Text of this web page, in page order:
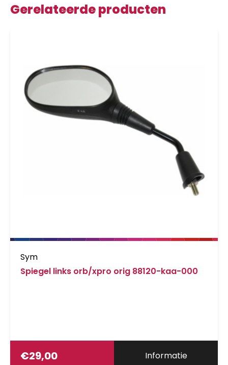
Gerelateerde producten
Sym
Spiegel links orb/xpro orig 88120-kaa-000
€29,00 Informatie